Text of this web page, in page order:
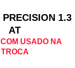
PRECISION 1.3
AT
USADO NA
TROCA